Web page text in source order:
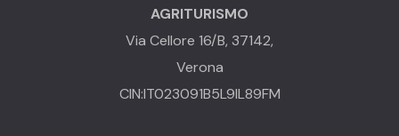
AGRITURISMO
Via Cellore 16/B, 37142,
Verona
CIN:IT023091B5L9IL89FM